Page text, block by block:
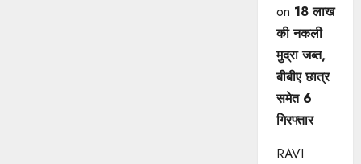
on 18 लाख
की नकली
मुद्रा जब्त,
बीबीए छात्र
समेत 6
गिरफ्तार
RAVI